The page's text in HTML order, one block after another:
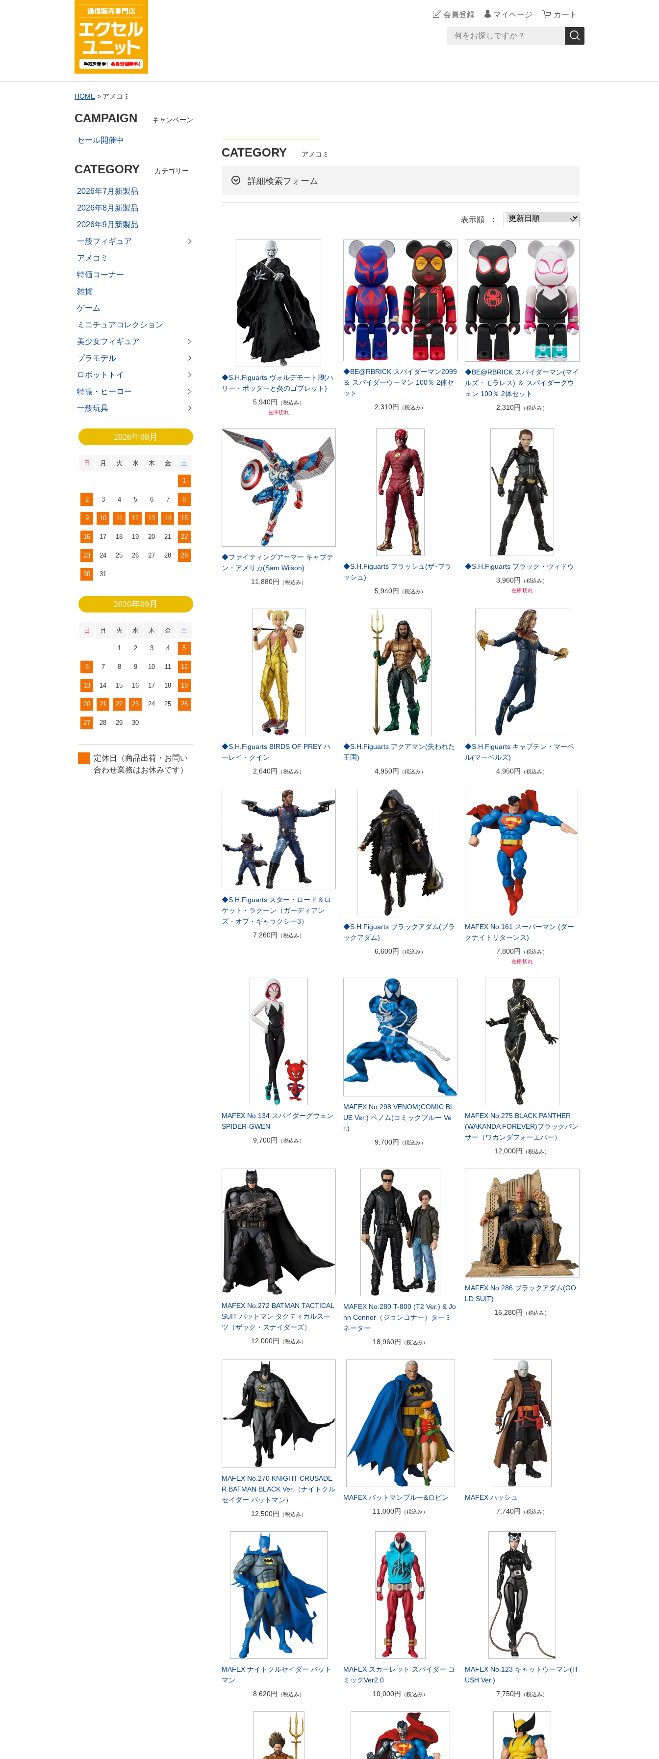
会員登録 マイページ カート
HOME アメコミ
CATEGORY アメコミ
詳細検索フォーム
表示順 :
◆S.H.Figuarts ヴォルデモート卿(ハ
リー・ポッターと炎のゴブレット)
5,940円
（税込み）
在庫切れ
◆BE@RBRICK スパイダーマン2099
＆ スパイダーウーマン 100％ 2体セ
ット
2,310円
（税込み）
◆BE@RBRICK スパイダーマン(マイ
ルズ・モラレス) ＆ スパイダーグウ
ェン 100％ 2体セット
2,310円
（税込み）
◆ファイティングアーマー キャプテ
ン・アメリカ(Sam Wilson)
11,880円
（税込み）
◆S.H.Figuarts フラッシュ(ザ･フラ
ッシュ)
5,940円
（税込み）
◆S.H.Figuarts ブラック・ウィドウ
3,960円
（税込み）
在庫切れ
◆S.H.Figuarts BIRDS OF PREY ハ
ーレイ・クイン
2,640円
（税込み）
◆S.H.Figuarts アクアマン(失われた
王国)
4,950円
（税込み）
◆S.H.Figuarts キャプテン・マーベ
ル(マーベルズ)
4,950円
（税込み）
◆S.H.Figuarts スター・ロード＆ロ
ケット・ラクーン（ガーディアン
ズ・オブ・ギャラクシー3）
7,260円
（税込み）
◆S.H.Figuarts ブラックアダム(ブラ
ックアダム)
6,600円
（税込み）
MAFEX No.161 スーパーマン (ダー
クナイトリターンス)
7,800円
（税込み）
在庫切れ
MAFEX No.134 スパイダーグウェン
SPIDER-GWEN
9,700円
（税込み）
MAFEX No.298 VENOM(COMIC BL
UE Ver.) ベノム(コミックブルー Ve
r.)
9,700円
（税込み）
MAFEX No.275 BLACK PANTHER
(WAKANDA FOREVER)ブラックパン
サー（ワカンダフォーエバー）
12,000円
（税込み）
MAFEX No.272 BATMAN TACTICAL
SUIT バットマン タクティカルスー
ツ（ザック・スナイダーズ）
12,000円
（税込み）
MAFEX No.280 T-800 (T2 Ver.) & Jo
hn Connor（ジョンコナー）ターミ
ネーター
18,960円
（税込み）
MAFEX No.286 ブラックアダム(GO
LD SUIT)
16,280円
（税込み）
MAFEX No.270 KNIGHT CRUSADE
R BATMAN BLACK Ver.（ナイトクル
セイダー バットマン）
12,500円
（税込み）
MAFEX バットマンブルー&ロビン
11,000円
（税込み）
MAFEX ハッシュ
7,740円
（税込み）
MAFEX ナイトクルセイダー バット
マン
8,620円
（税込み）
MAFEX スカーレット スパイダー コ
ミックVer2.0
10,000円
（税込み）
MAFEX No.123 キャットウーマン(H
USH Ver.)
7,750円
（税込み）
CAMPAIGN キャンペーン
セール開催中
CATEGORY カテゴリー
2026年7月新製品
2026年8月新製品
2026年9月新製品
一般フィギュア
アメコミ
特価コーナー
雑貨
ゲーム
ミニチュアコレクション
美少女フィギュア
プラモデル
ロボットトイ
特撮・ヒーロー
一般玩具
2026年08月
日 月 火 水 木 金 土
1
2 3 4 5 6 7 8
9 10 11 12 13 14 15
16 17 18 19 20 21 22
23 24 25 26 27 28 29
30 31
2026年09月
日 月 火 水 木 金 土
1 2 3 4 5
6 7 8 9 10 11 12
13 14 15 16 17 18 19
20 21 22 23 24 25 26
27 28 29 30
定休日（商品出荷・お問い
合わせ業務はお休みです）